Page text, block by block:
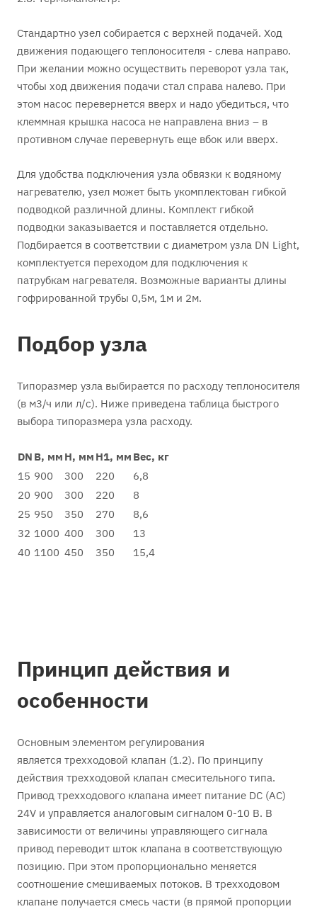
Стандартно узел собирается с верхней подачей. Ход
движения подающего теплоносителя - слева направо.
При желании можно осуществить переворот узла так,
чтобы ход движения подачи стал справа налево. При
этом насос перевернется вверх и надо убедиться, что
клеммная крышка насоса не направлена вниз – в
противном случае перевернуть еще вбок или вверх.
Для удобства подключения узла обвязки к водяному
нагревателю, узел может быть укомплектован гибкой
подводкой различной длины. Комплект гибкой
подводки заказывается и поставляется отдельно.
Подбирается в соответствии с диаметром узла DN Light,
комплектуется переходом для подключения к
патрубкам нагревателя. Возможные варианты длины
гофрированной трубы 0,5м, 1м и 2м.
Подбор узла
Типоразмер узла выбирается по расходу теплоносителя
(в м3/ч или л/с). Ниже приведена таблица быстрого
выбора типоразмера узла расходу.
DN B, мм H, мм H1, мм Вес, кг
15 900 300 220
6,8
20 900 300 220
8
25 950 350 270
8,6
32 1000 400 300
13
40 1100 450 350 15,4
Принцип действия и
особенности
Основным элементом регулирования
является трехходовой клапан (1.2). По принципу
действия трехходовой клапан смесительного типа.
Привод трехходового клапана имеет питание DC (AC)
24V и управляется аналоговым сигналом 0-10 В. В
зависимости от величины управляющего сигнала
привод переводит шток клапана в соответствующую
позицию. При этом пропорционально меняется
соотношение смешиваемых потоков. В трехходовом
клапане получается смесь части (в прямой пропорции